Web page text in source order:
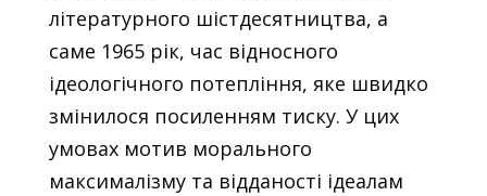
літературного шістдесятництва, а
саме 1965 рік, час відносного
ідеологічного потепління, яке швидко
змінилося посиленням тиску. У цих
умовах мотив морального
максималізму та відданості ідеалам